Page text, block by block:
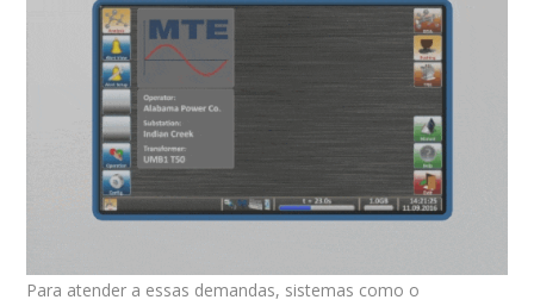
Para atender a essas demandas, sistemas como o